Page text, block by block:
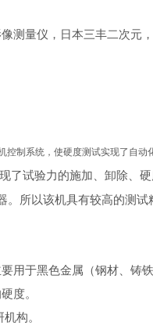
测量仪，日本三丰二次元
制系统，使硬度测试实现了自动
了试验力的施加、卸除、
所以该机具有较高的测试
用于黑色金属（钢材、铸
度。
构。